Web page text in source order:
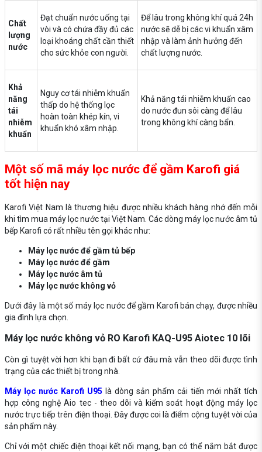
Chất
lượng
nước
Đạt chuẩn nước uống tại
vòi và có chứa đầy đủ các
loại khoáng chất cần thiết
cho sức khỏe con người.
Để lâu trong không khí quá 24h
nước sẽ dễ bị các vi khuẩn xâm
nhập và làm ảnh hưởng đến
chất lượng nước.
Khả
năng
tái
nhiễm
khuẩn
Nguy cơ tái nhiễm khuẩn
thấp do hệ thống lọc
hoàn toàn khép kín, vi
khuẩn khó xâm nhập.
Khả năng tái nhiễm khuẩn cao
do nước đun sôi càng để lâu
trong không khí càng bẩn.
Một số mã máy lọc nước để gầm Karofi giá
tốt hiện nay
Karofi Việt Nam là thương hiệu được nhiều khách hàng nhớ đến mỗi
khi tìm mua máy lọc nước tại Việt Nam. Các dòng máy lọc nước âm tủ
bếp Karofi có rất nhiều tên gọi khác như:
Máy lọc nước để gầm tủ bếp
Máy lọc nước để gầm
Máy lọc nước âm tủ
Máy lọc nước không vỏ
Dưới đây là một số máy lọc nước để gầm Karofi bán chạy, được nhiều
gia đình lựa chọn.
Máy lọc nước không vỏ RO Karofi KAQ-U95 Aiotec 10 lõi
Còn gì tuyệt vời hơn khi bạn đi bất cứ đâu mà vẫn theo dõi được tình
trạng của các thiết bị trong nhà.
Máy lọc nước Karofi U95 là dòng sản phẩm cải tiến mới nhất tích
hợp công nghệ Aio tec - theo dõi và kiểm soát hoạt động máy lọc
nước trực tiếp trên điện thoại. Đây được coi là điểm cộng tuyệt vời của
sản phẩm này.
Chỉ với một chiếc điện thoại kết nối mạng, bạn có thể nắm bắt được